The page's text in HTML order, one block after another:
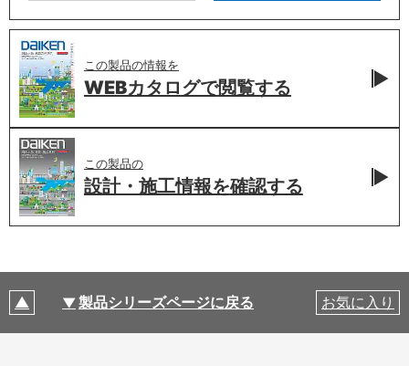
この製品の情報を
WEBカタログで閲覧する
この製品の
設計・施工情報を確認する
製品シリーズページに戻る お気に入り